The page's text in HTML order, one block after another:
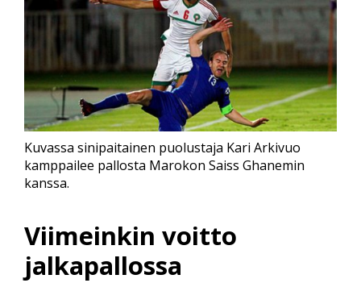
Viimeinkin voitto
jalkapallossa
Kuvassa sinipaitainen puolustaja Kari Arkivuo
kamppailee pallosta Marokon Saiss Ghanemin
kanssa.